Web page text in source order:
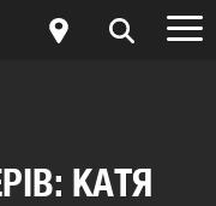
КАТЯ